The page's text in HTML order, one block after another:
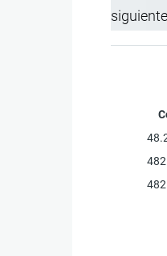
siguiente